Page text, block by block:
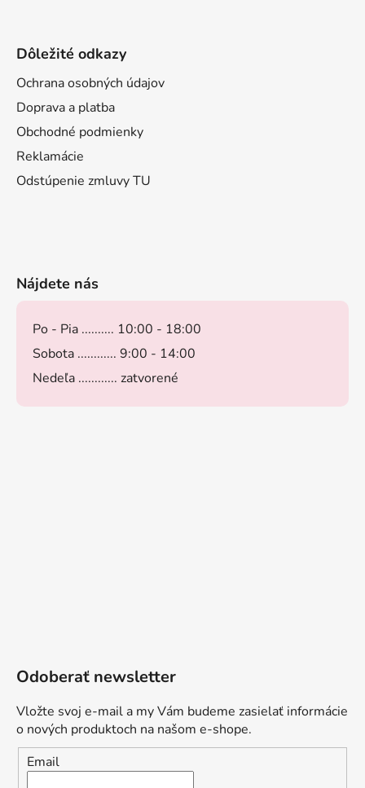
Dôležité odkazy
Ochrana osobných údajov
Doprava a platba
Obchodné podmienky
Reklamácie
Odstúpenie zmluvy TU
Nájdete nás
Po - Pia .......... 10:00 - 18:00
Sobota ............ 9:00 - 14:00
Nedeľa ............ zatvorené
Odoberať newsletter
Vložte svoj e-mail a my Vám budeme zasielať informácie
o nových produktoch na našom e-shope.
Email